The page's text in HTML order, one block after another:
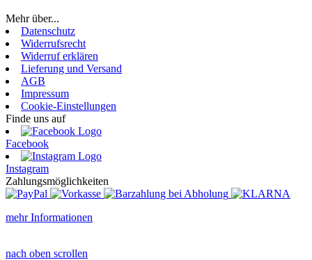
Mehr über...
Datenschutz
Widerrufsrecht
Widerruf erklären
Lieferung und Versand
AGB
Impressum
Cookie-Einstellungen
Finde uns auf
Facebook
Instagram
Zahlungsmöglichkeiten
mehr Informationen
nach oben scrollen